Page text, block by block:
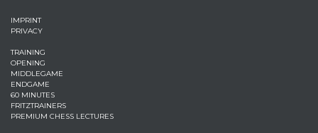
IMPRINT
PRIVACY
TRAINING
OPENING
MIDDLEGAME
ENDGAME
60 MINUTES
FRITZTRAINERS
PREMIUM CHESS LECTURES